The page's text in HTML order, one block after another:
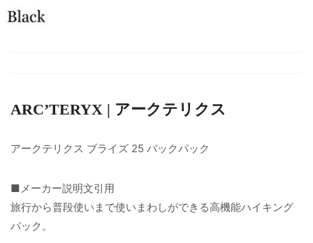
ARC’TERYX | アークテリクス
アークテリクス ブライズ 25 バックパック
■メーカー説明文引用
旅行から普段使いまで使いまわしができる高機能ハイキング
パック。